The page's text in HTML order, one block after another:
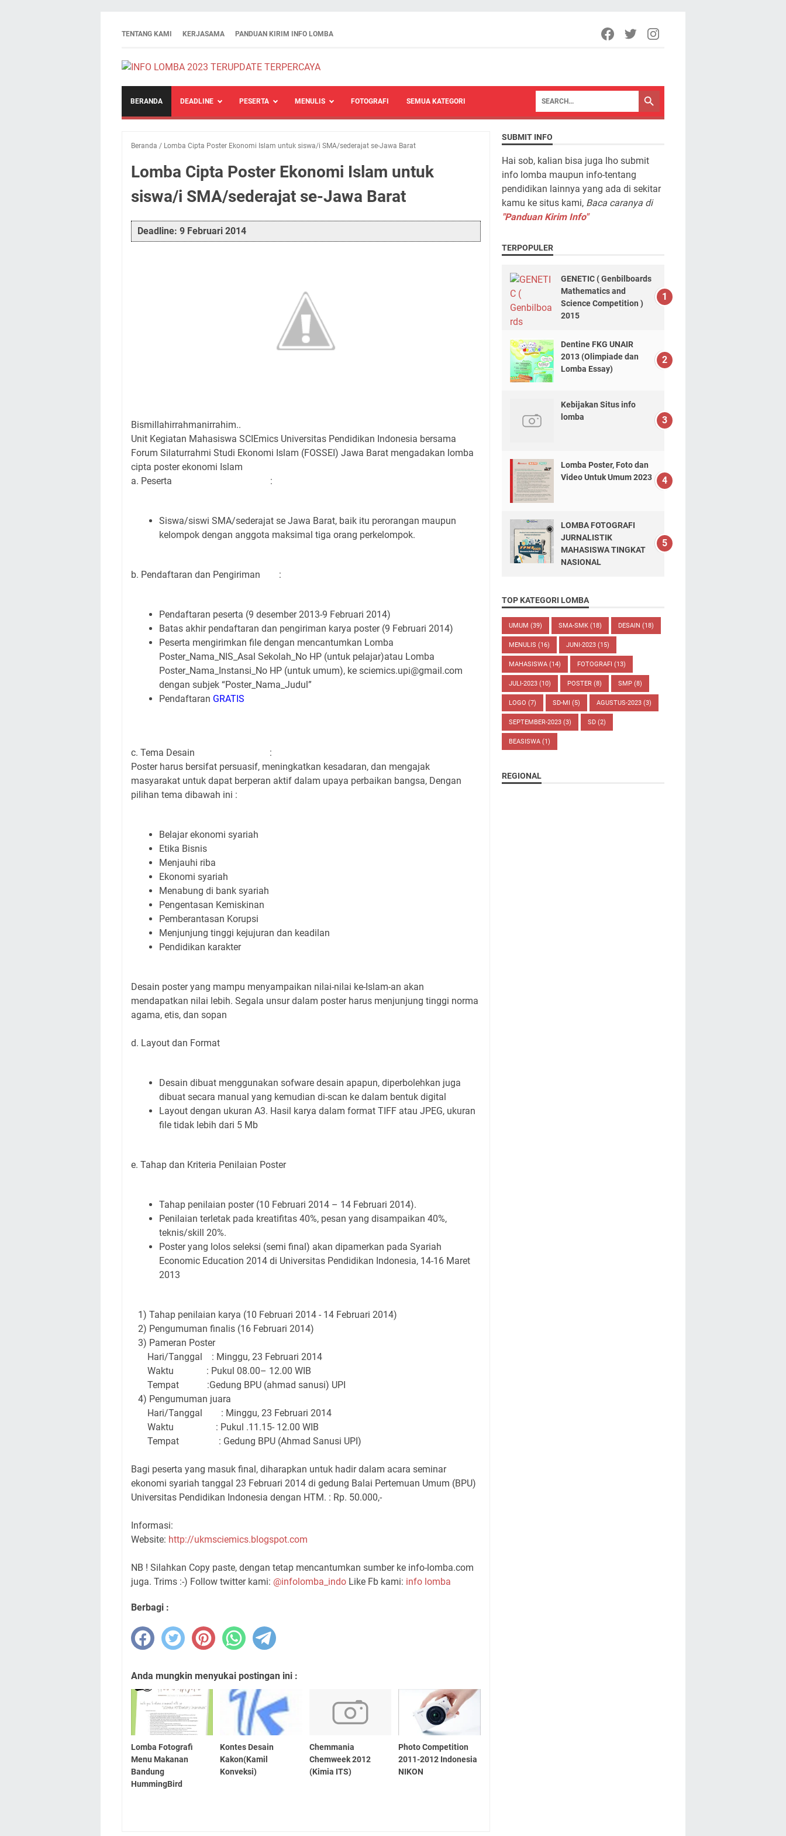
TENTANG KAMI KERJASAMA PANDUAN KIRIM INFO LOMBA
BERANDA DEADLINE PESERTA MENULIS FOTOGRAFI SEMUA KATEGORI
Beranda / Lomba Cipta Poster Ekonomi Islam untuk siswa/i SMA/sederajat se-Jawa Barat
Lomba Cipta Poster Ekonomi Islam untuk
siswa/i SMA/sederajat se-Jawa Barat
Deadline: 9 Februari 2014
Bismillahirrahmanirrahim..
Unit Kegiatan Mahasiswa SCIEmics Universitas Pendidikan Indonesia bersama
Forum Silaturrahmi Studi Ekonomi Islam (FOSSEI) Jawa Barat mengadakan lomba
cipta poster ekonomi Islam
a. Peserta :
Siswa/siswi SMA/sederajat se Jawa Barat, baik itu perorangan maupun
kelompok dengan anggota maksimal tiga orang perkelompok.
b. Pendaftaran dan Pengiriman :
Pendaftaran peserta (9 desember 2013-9 Februari 2014)
Batas akhir pendaftaran dan pengiriman karya poster (9 Februari 2014)
Peserta mengirimkan file dengan mencantumkan Lomba
Poster_Nama_NIS_Asal Sekolah_No HP (untuk pelajar)atau Lomba
Poster_Nama_Instansi_No HP (untuk umum), ke sciemics.upi@gmail.com
dengan subjek “Poster_Nama_Judul”
Pendaftaran GRATIS
c. Tema Desain :
Poster harus bersifat persuasif, meningkatkan kesadaran, dan mengajak
masyarakat untuk dapat berperan aktif dalam upaya perbaikan bangsa, Dengan
pilihan tema dibawah ini :
Belajar ekonomi syariah
Etika Bisnis
Menjauhi riba
Ekonomi syariah
Menabung di bank syariah
Pengentasan Kemiskinan
Pemberantasan Korupsi
Menjunjung tinggi kejujuran dan keadilan
Pendidikan karakter
Desain poster yang mampu menyampaikan nilai-nilai ke-Islam-an akan
mendapatkan nilai lebih. Segala unsur dalam poster harus menjunjung tinggi norma
agama, etis, dan sopan
d. Layout dan Format
Desain dibuat menggunakan sofware desain apapun, diperbolehkan juga
dibuat secara manual yang kemudian di-scan ke dalam bentuk digital
Layout dengan ukuran A3. Hasil karya dalam format TIFF atau JPEG, ukuran
file tidak lebih dari 5 Mb
e. Tahap dan Kriteria Penilaian Poster
Tahap penilaian poster (10 Februari 2014 – 14 Februari 2014).
Penilaian terletak pada kreatifitas 40%, pesan yang disampaikan 40%,
teknis/skill 20%.
Poster yang lolos seleksi (semi final) akan dipamerkan pada Syariah
Economic Education 2014 di Universitas Pendidikan Indonesia, 14-16 Maret
2013
1) Tahap penilaian karya (10 Februari 2014 - 14 Februari 2014)
2) Pengumuman finalis (16 Februari 2014)
3) Pameran Poster
Hari/Tanggal : Minggu, 23 Februari 2014
Waktu : Pukul 08.00– 12.00 WIB
Tempat :Gedung BPU (ahmad sanusi) UPI
4) Pengumuman juara
Hari/Tanggal : Minggu, 23 Februari 2014
Waktu : Pukul .11.15- 12.00 WIB
Tempat : Gedung BPU (Ahmad Sanusi UPI)
Bagi peserta yang masuk final, diharapkan untuk hadir dalam acara seminar
ekonomi syariah tanggal 23 Februari 2014 di gedung Balai Pertemuan Umum (BPU)
Universitas Pendidikan Indonesia dengan HTM. : Rp. 50.000,-
Informasi:
Website: http://ukmsciemics.blogspot.com
NB ! Silahkan Copy paste, dengan tetap mencantumkan sumber ke info-lomba.com
juga. Trims :-) Follow twitter kami: @infolomba_indo Like Fb kami: info lomba
Berbagi :
Anda mungkin menyukai postingan ini :
Lomba Fotografi
Menu Makanan
Bandung
HummingBird
Kontes Desain
Kakon(Kamil
Konveksi)
Chemmania
Chemweek 2012
(Kimia ITS)
Photo Competition
2011-2012 Indonesia
NIKON
SUBMIT INFO
Hai sob, kalian bisa juga lho submit
info lomba maupun info-tentang
pendidikan lainnya yang ada di sekitar
kamu ke situs kami, Baca caranya di
"Panduan Kirim Info"
TERPOPULER
GENETIC ( Genbilboards
Mathematics and
Science Competition )
2015
Dentine FKG UNAIR
2013 (Olimpiade dan
Lomba Essay)
Kebijakan Situs info
lomba
Lomba Poster, Foto dan
Video Untuk Umum 2023
LOMBA FOTOGRAFI
JURNALISTIK
MAHASISWA TINGKAT
NASIONAL
TOP KATEGORI LOMBA
UMUM (39) SMA-SMK (18) DESAIN (18)
MENULIS (16) JUNI-2023 (15)
MAHASISWA (14) FOTOGRAFI (13)
JULI-2023 (10) POSTER (8) SMP (8)
LOGO (7) SD-MI (5) AGUSTUS-2023 (3)
SEPTEMBER-2023 (3) SD (2)
BEASISWA (1)
REGIONAL